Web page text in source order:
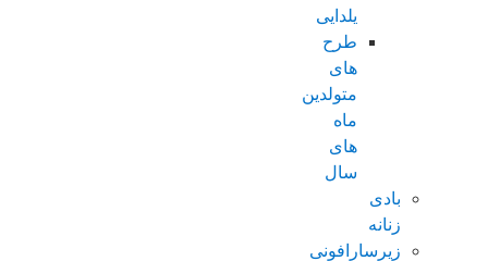
یلدایی
طرح
های
متولدین
ماه
های
سال
بادی
زنانه
زیرسارافونی